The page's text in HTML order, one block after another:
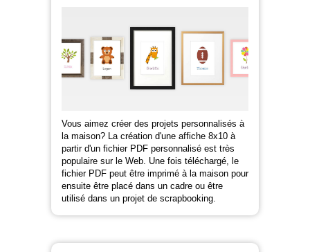
Vous aimez créer des projets personnalisés à
la maison? La création d'une affiche 8x10 à
partir d'un fichier PDF personnalisé est très
populaire sur le Web. Une fois téléchargé, le
fichier PDF peut être imprimé à la maison pour
ensuite être placé dans un cadre ou être
utilisé dans un projet de scrapbooking.